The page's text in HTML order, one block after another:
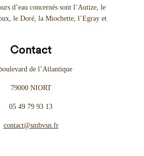
d’eau concernés sont l’Autize, le
le Doré, la Miochette, l’Egray et
Contact
de l’Atlantique
79000 NIORT
05 49 79 93 13
contact@smbvsn.fr